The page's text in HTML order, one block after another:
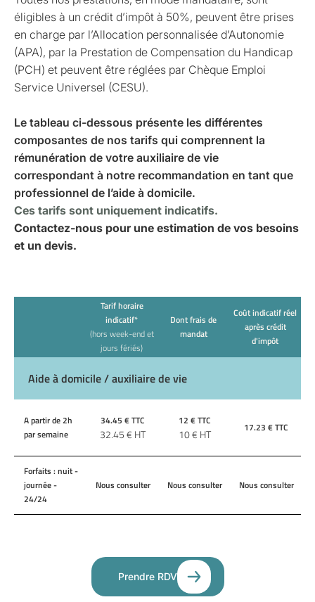
éligibles à un crédit d’impôt à 50%, peuvent être prises
en charge par l’Allocation personnalisée d’Autonomie
(APA), par la Prestation de Compensation du Handicap
(PCH) et peuvent être réglées par Chèque Emploi
Service Universel (CESU).
Le tableau ci-dessous présente les différentes
composantes de nos tarifs qui comprennent la
rémunération de votre auxiliaire de vie
correspondant à notre recommandation en tant que
professionnel de l’aide à domicile.
Ces tarifs sont uniquement indicatifs.
Contactez-nous pour une estimation de vos besoins
et un devis.
Tarif horaire
indicatif*
(hors week-end et
jours fériés)
Dont frais de
mandat
Coût indicatif réel
après crédit
d'impôt
Aide à domicile / auxiliaire de vie
A partir de 2h
par semaine
34.45 € TTC
32.45€ HT
12 € TTC
10€ HT 17.23 € TTC
Forfaits : nuit -
journée -
24/24
Nous consulter Nous consulter Nous consulter
Prendre RDV